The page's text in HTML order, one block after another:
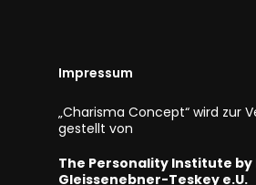
Impressum
„Charisma Concept“ wird zur
gestellt von
The Personality Institute
Gleissenebner-Teskey e.U.